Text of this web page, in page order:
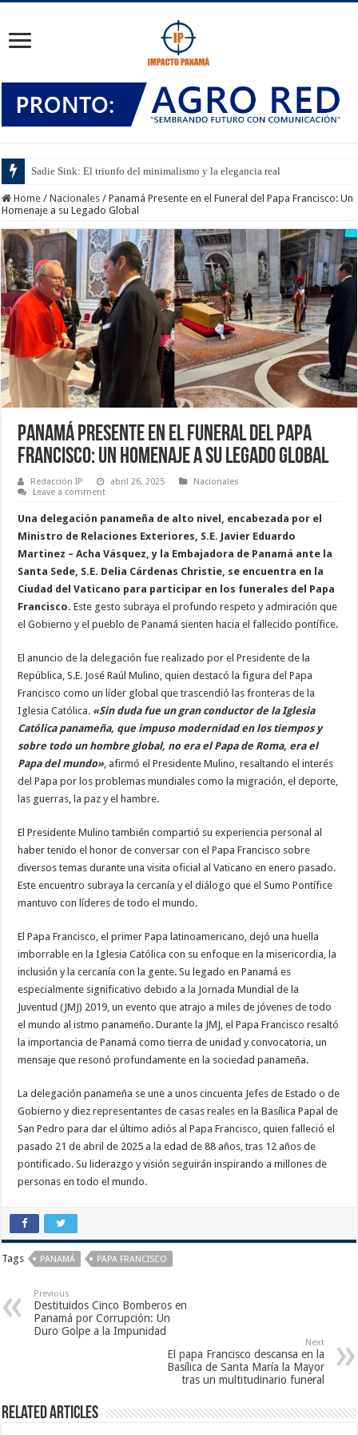
Sadie Sink: El triunfo del minimalismo y la elegancia real
Home / Nacionales / Panamá Presente en el Funeral del Papa Francisco: Un
Homenaje a su Legado Global
Panamá Presente en el Funeral del Papa
Francisco: Un Homenaje a su Legado Global
Redacción IP abril 26, 2025
Nacionales
Leave a comment
Una delegación panameña de alto nivel, encabezada por el
Ministro de Relaciones Exteriores, S.E. Javier Eduardo
Martinez – Acha Vásquez, y la Embajadora de Panamá ante la
Santa Sede, S.E. Delia Cárdenas Christie, se encuentra en la
Ciudad del Vaticano para participar en los funerales del Papa
Francisco. Este gesto subraya el profundo respeto y admiración que
el Gobierno y el pueblo de Panamá sienten hacia el fallecido pontífice.
El anuncio de la delegación fue realizado por el Presidente de la
República, S.E. José Raúl Mulino, quien destacó la figura del Papa
Francisco como un líder global que trascendió las fronteras de la
Iglesia Católica. «Sin duda fue un gran conductor de la Iglesia
Católica panameña, que impuso modernidad en los tiempos y
sobre todo un hombre global, no era el Papa de Roma, era el
Papa del mundo» , afirmó el Presidente Mulino, resaltando el interés
del Papa por los problemas mundiales como la migración, el deporte,
las guerras, la paz y el hambre.
El Presidente Mulino también compartió su experiencia personal al
haber tenido el honor de conversar con el Papa Francisco sobre
diversos temas durante una visita oficial al Vaticano en enero pasado.
Este encuentro subraya la cercanía y el diálogo que el Sumo Pontífice
mantuvo con líderes de todo el mundo.
El Papa Francisco, el primer Papa latinoamericano, dejó una huella
imborrable en la Iglesia Católica con su enfoque en la misericordia, la
inclusión y la cercanía con la gente. Su legado en Panamá es
especialmente significativo debido a la Jornada Mundial de la
Juventud (JMJ) 2019, un evento que atrajo a miles de jóvenes de todo
el mundo al istmo panameño. Durante la JMJ, el Papa Francisco resaltó
la importancia de Panamá como tierra de unidad y convocatoria, un
mensaje que resonó profundamente en la sociedad panameña.
La delegación panameña se une a unos cincuenta Jefes de Estado o de
Gobierno y diez representantes de casas reales en la Basílica Papal de
San Pedro para dar el último adiós al Papa Francisco, quien falleció el
pasado 21 de abril de 2025 a la edad de 88 años, tras 12 años de
pontificado. Su liderazgo y visión seguirán inspirando a millones de
personas en todo el mundo.
Tags PANAMÁ PAPA FRANCISCO
Previous
Destituidos Cinco Bomberos en
Panamá por Corrupción: Un
Duro Golpe a la Impunidad
Next
El papa Francisco descansa en la
Basílica de Santa María la Mayor
tras un multitudinario funeral
Related Articles